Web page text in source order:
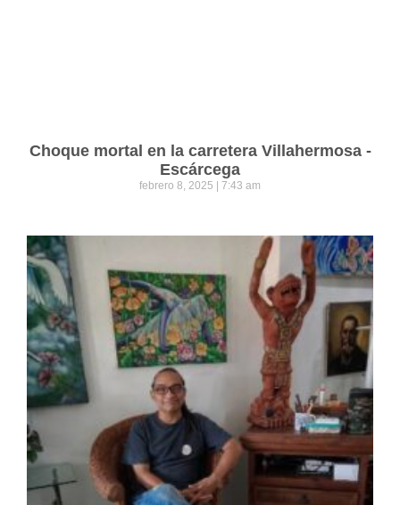
Choque mortal en la carretera Villahermosa -
Escárcega
febrero 8, 2025 7:43 am